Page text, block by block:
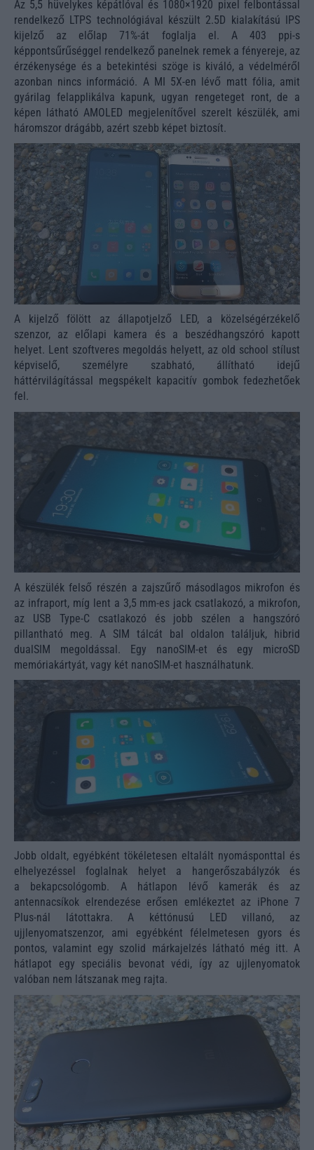
Az 5,5 hüvelykes képátlóval és 1080×1920 pixel felbontással
rendelkező LTPS technológiával készült 2.5D kialakítású IPS
kijelző az előlap 71%-át foglalja el. A 403 ppi-s
képpontsűrűséggel rendelkező panelnek remek a fényereje, az
érzékenysége és a betekintési szöge is kiváló, a védelméről
azonban nincs információ. A MI 5X-en lévő matt fólia, amit
gyárilag felapplikálva kapunk, ugyan rengeteget ront, de a
képen látható AMOLED megjelenítővel szerelt készülék, ami
háromszor drágább, azért szebb képet biztosít.
A kijelző fölött az állapotjelző LED, a közelségérzékelő
szenzor, az előlapi kamera és a beszédhangszóró kapott
helyet. Lent szoftveres megoldás helyett, az old school stílust
képviselő, személyre szabható, állítható idejű
háttérvilágítással megspékelt kapacitív gombok fedezhetőek
fel.
A készülék felső részén a zajszűrő másodlagos mikrofon és
az infraport, míg lent a 3,5 mm-es jack csatlakozó, a mikrofon,
az USB Type-C csatlakozó és jobb szélen a hangszóró
pillantható meg. A SIM tálcát bal oldalon találjuk, hibrid
dualSIM megoldással. Egy nanoSIM-et és egy microSD
memóriakártyát, vagy két nanoSIM-et használhatunk.
Jobb oldalt, egyébként tökéletesen eltalált nyomásponttal és
elhelyezéssel foglalnak helyet a hangerőszabályzók és
a bekapcsológomb. A hátlapon lévő kamerák és az
antennacsíkok elrendezése erősen emlékeztet az iPhone 7
Plus-nál látottakra. A kéttónusú LED villanó, az
ujjlenyomatszenzor, ami egyébként félelmetesen gyors és
pontos, valamint egy szolid márkajelzés látható még itt. A
hátlapot egy speciális bevonat védi, így az ujjlenyomatok
valóban nem látszanak meg rajta.